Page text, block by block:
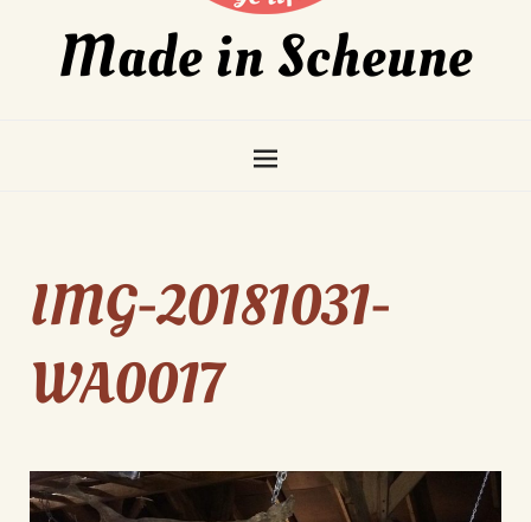
Made in Scheune
IMG-20181031-
WA0017